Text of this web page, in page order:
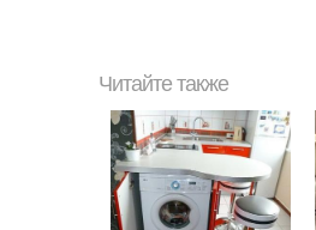
Читайте также